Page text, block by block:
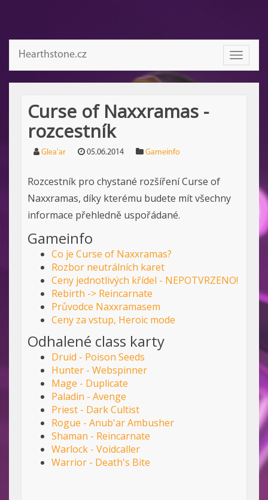
Toggle
Hearthstone.cz
Curse of Naxxramas -
rozcestník
Glea'ar 05.06.2014 Gameinfo
Rozcestník pro chystané rozšíření Curse of
Naxxramas, díky kterému budete mít všechny
informace přehledně uspořádané.
Gameinfo
Co je Curse of Naxxramas?
Rozbor neutrálních karet
Ceny jednotlivých křídel - NEPOTVRZENO!
Rebirth -> Reincarnate
Průvodce Naxxramasem
Ceny za vstup, Heroic mode
Odhalené class karty
Druid - Poison Seeds
Hunter - Webspinner
Mage - Duplicate
Paladin - Avenge
Priest - Dark Cultist
Rogue - Anub'ar Ambusher
Shaman - Reincarnate
Warlock - Voidcaller
Warrior - Death's Bite